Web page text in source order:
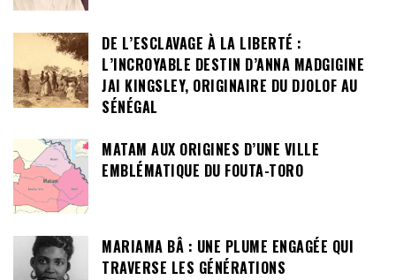
DE L’ESCLAVAGE À LA LIBERTÉ :
L’INCROYABLE DESTIN D’ANNA MADGIGINE
JAI KINGSLEY, ORIGINAIRE DU DJOLOF AU
SÉNÉGAL
MATAM AUX ORIGINES D’UNE VILLE
EMBLÉMATIQUE DU FOUTA-TORO
MARIAMA BÂ : UNE PLUME ENGAGÉE QUI
TRAVERSE LES GÉNÉRATIONS